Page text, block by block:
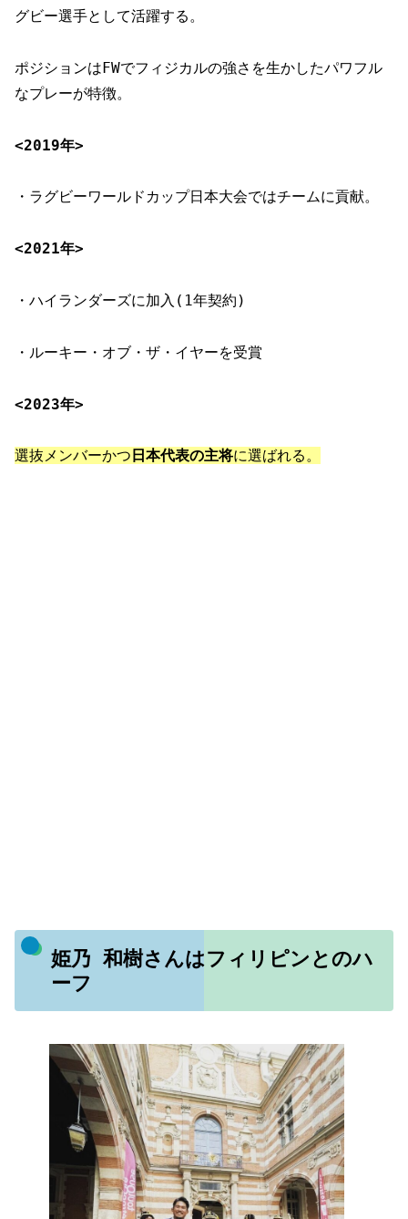
グビー選手として活躍する。
ポジションはFWでフィジカルの強さを生かしたパワフル
なプレーが特徴。
<2019年>
・ラグビーワールドカップ日本大会ではチームに貢献。
<2021年>
・ハイランダーズに加入(1年契約)
・ルーキー・オブ・ザ・イヤーを受賞
<2023年>
選抜メンバーかつ 日本代表の主将に選ばれる。
姫乃 和樹さんはフィリピンとのハ
ーフ